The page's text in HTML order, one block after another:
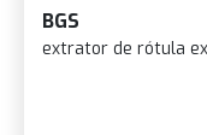
BGS
extrator de rótula